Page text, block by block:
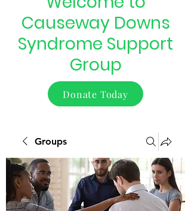
Causeway Downs
Syndrome Support
Group
Donate Today
Groups